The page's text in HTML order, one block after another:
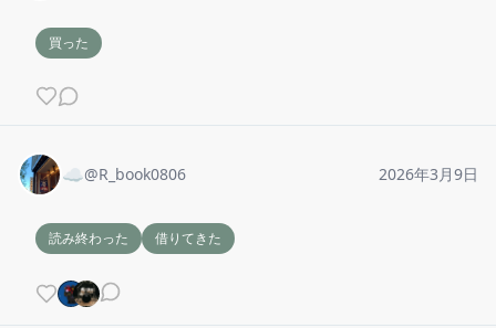
買った
☁️@R_book0806 2026年3月9日
読み終わった 借りてきた